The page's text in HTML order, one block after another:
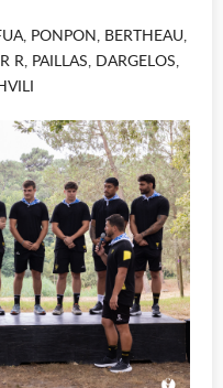
PONPON, BERTHEAU,
R, PAILLAS, DARGELOS,